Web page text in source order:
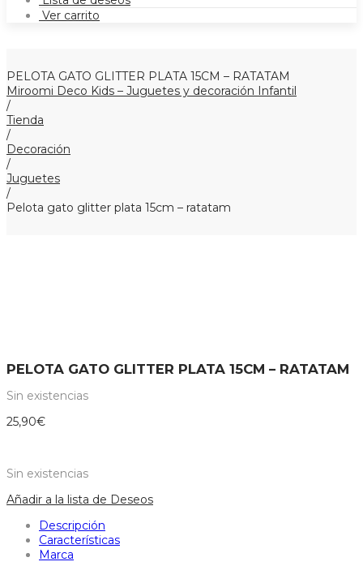
Ver carrito
PELOTA GATO GLITTER PLATA 15CM – RATATAM
Miroomi Deco Kids – Juguetes y decoración Infantil
/
Tienda
/
Decoración
/
Juguetes
/
Pelota gato glitter plata 15cm – ratatam
PELOTA GATO GLITTER PLATA 15CM – RATATAM
Sin existencias
25,90€
Sin existencias
Añadir a la lista de Deseos
Descripción
Características
Marca